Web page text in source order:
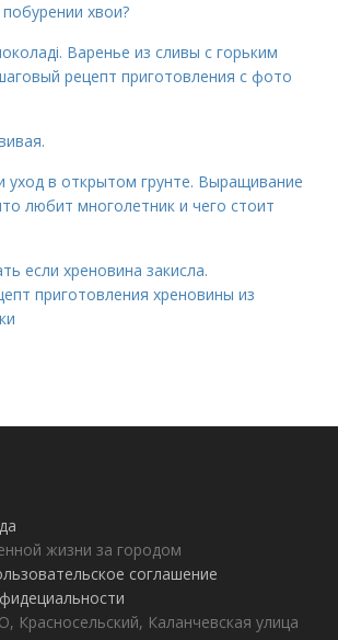
хвои?
Варенье из сливы с горьким
рецепт приготовления с фото
уход в открытом грунте. Выращивание
любит многолетник и чего стоит
если хреновина закисла.
приготовления хреновины из
жизни за городом
соглашение
Красносельский, Каланчевская улица